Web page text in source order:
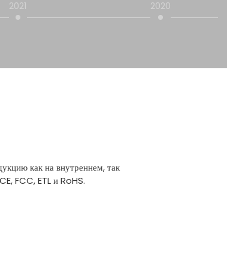
2021 2020
как на внутреннем, так
FCC, ETL и RoHS.